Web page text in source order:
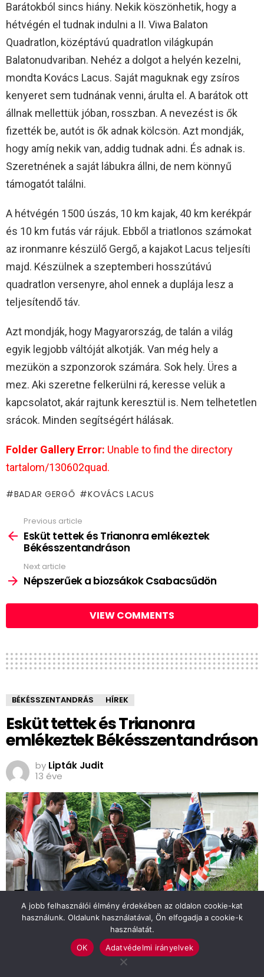
Barátokból sincs hiány. Nekik köszönhetik, hogy a
hétvégén el tudnak indulni a II. Viwa Balaton
Quadratlon, középtávú quadratlon világkupán
Balatonudvariban. Nehéz a dolgot a helyén kezelni,
mondta Kovács Lacus. Saját maguknak egy zsíros
kenyeret sem tudnának venni, árulta el. A barátok ott
állnak mellettük jóban, rosszban. A nevezést is ők
fizették be, autót is ők adnak kölcsön. Azt mondják,
hogy amíg nekik van, addig tudnak adni. És adnak is.
Szeretnének a saját lábukra állni, de nem könnyű
támogatót találni.
A hétvégén 1500 úszás, 10 km kajak, 40 km kerékpár
és 10 km futás vár rájuk. Ebből a triatlonos számokat
az ironmanre készülő Gergő, a kajakot Lacus teljesíti
majd. Készülnek a szeptemberi hosszútávú
quadratlon versenyre, ahol ennek a duplája lesz a
teljesítendő táv.
Azt mondják, hogy Magyarország, de talán a világ
egyik legjobb váltóját alkotják. Van még hely a
mezükön a szponzorok számára. Sok hely. Üres a
mez. Aki szeretne felkerülni rá, keresse velük a
kapcsolatot, akár rajtunk keresztül is. Nem telhetetlen
srácok. Minden segítségért hálásak.
Folder Gallery Error: Unable to find the directory
tartalom/130602quad.
BADAR GERGŐ KOVÁCS LACUS
more
Previous article
Esküt tettek és Trianonra emlékeztek
Békésszentandráson
Next article
Népszerűek a biozsákok Csabacsűdön
VIEW COMMENTS
BÉKÉSSZENTANDRÁS HÍREK
Esküt tettek és Trianonra
emlékeztek Békésszentandráson
by Lipták Judit
13 éve
Trianonra emlékeztek Békésszentandráson
A jobb felhasználói élmény érdekében az oldalon cookie-kat
használunk. Oldalunk használatával, Ön elfogadja a cookie-k
használatát.
OK
Adatvédelmi irányelvek